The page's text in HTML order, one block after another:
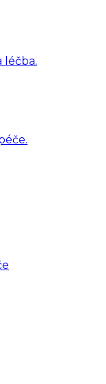
léčba.